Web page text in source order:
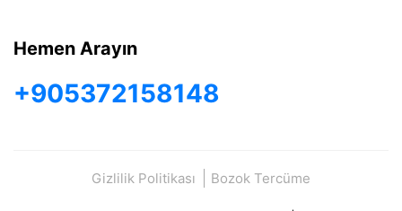
Hemen Arayın
+905372158148
Gizlilik Politikası Bozok Tercüme